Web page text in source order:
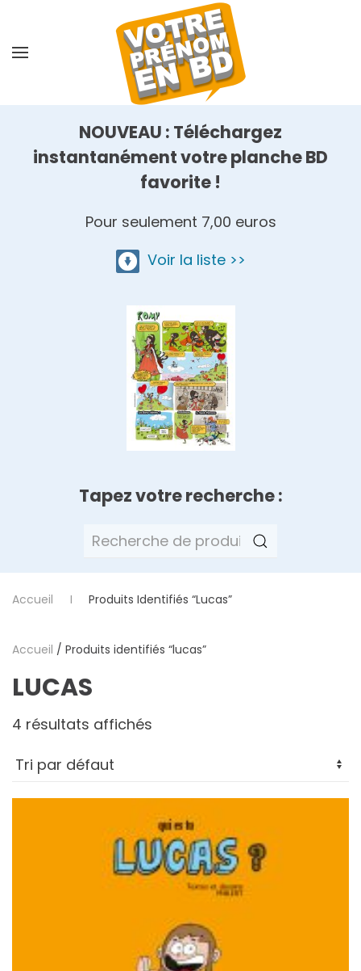
NOUVEAU : Téléchargez
instantanément votre planche BD
favorite !
Pour seulement 7,00 euros
Voir la liste >>
Tapez votre recherche :
Recherche
Accueil Produits Identifiés “lucas”
Accueil / Produits identifiés “lucas”
LUCAS
4 résultats affichés